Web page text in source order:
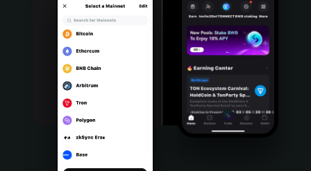
Português (Portugal)
Bahasa Indonesia
Português (Brasil)